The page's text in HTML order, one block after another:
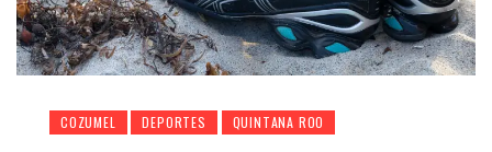
COZUMEL DEPORTES QUINTANA ROO